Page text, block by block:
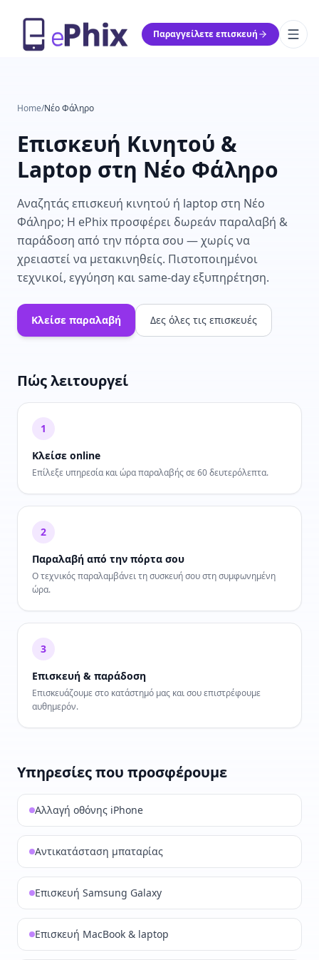
Παραγγείλετε επισκευή
Home/Νέο Φάληρο
Επισκευή Κινητού &
Laptop στη Νέο Φάληρο
Αναζητάς επισκευή κινητού ή laptop στη Νέο
Φάληρο; Η ePhix προσφέρει δωρεάν παραλαβή &
παράδοση από την πόρτα σου — χωρίς να
χρειαστεί να μετακινηθείς. Πιστοποιημένοι
τεχνικοί, εγγύηση και same-day εξυπηρέτηση.
Κλείσε παραλαβή Δες όλες τις επισκευές
Πώς λειτουργεί
1
Κλείσε online
Επίλεξε υπηρεσία και ώρα παραλαβής σε 60 δευτερόλεπτα.
2
Παραλαβή από την πόρτα σου
Ο τεχνικός παραλαμβάνει τη συσκευή σου στη συμφωνημένη
ώρα.
3
Επισκευή & παράδοση
Επισκευάζουμε στο κατάστημό μας και σου επιστρέφουμε
αυθημερόν.
Υπηρεσίες που προσφέρουμε
Αλλαγή οθόνης iPhone
Αντικατάσταση μπαταρίας
Επισκευή Samsung Galaxy
Επισκευή MacBook & laptop